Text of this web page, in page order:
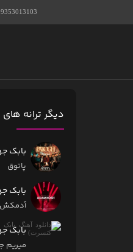
دیگر ترانه های
بابک
پاتوق
بابک
آدمکش
بابک
میریم